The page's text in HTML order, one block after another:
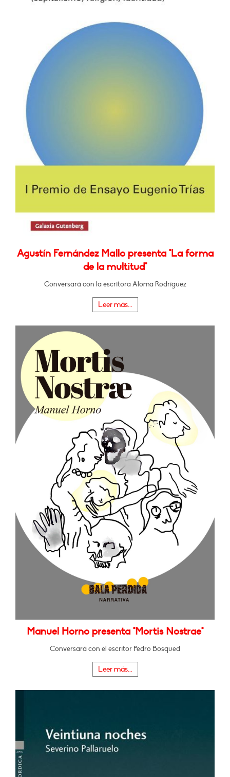
Agustín Fernández Mallo presenta "La forma
de la multitud"
Conversará con la escritora Aloma Rodríguez
Leer más...
Manuel Horno presenta "Mortis Nostrae"
Conversará con el escritor Pedro Bosqued
Leer más...